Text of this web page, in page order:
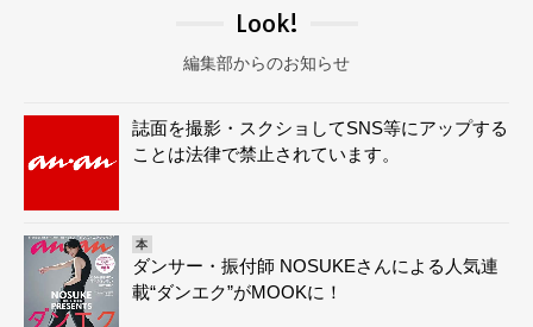
Look!
編集部からのお知らせ
誌面を撮影・スクショしてSNS等にアップする
ことは法律で禁止されています。
本
ダンサー・振付師 NOSUKEさんによる人気連
載“ダンエク”がMOOKに！